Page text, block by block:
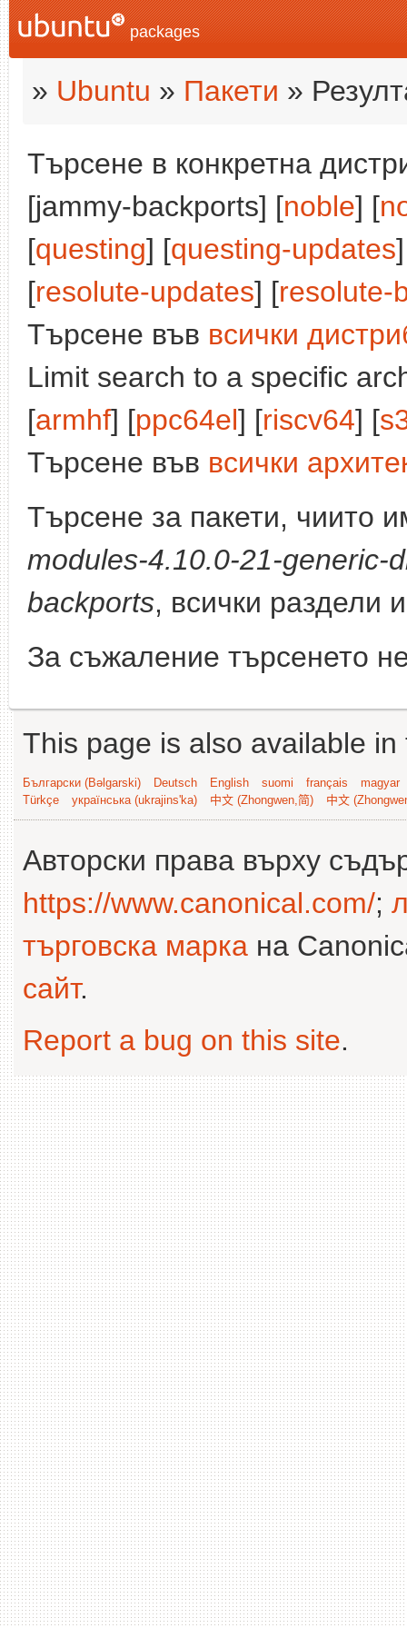
packages
» Ubuntu » Пакети »
Търсене в конкретна
[jammy-backports] [noble] [
[questing] [questing-updates
[resolute-updates] [resolute-
Търсене във всички
Limit search to a specific
[armhf] [ppc64el] [riscv64] [
Търсене във всички
Търсене за пакети, чиито
modules-4.10.0-21-generic-
backports, всички раздели
За съжаление търсенето
This page is also available
Български (Bəlgarski) Deutsch English suomi français
magyar
Türkçe
українська (ukrajins'ka) 中文 (Zhongwen,简) 中文
Авторски права върху
https://www.canonical.com/;
търговска марка на
сайт.
Report a bug on this site.